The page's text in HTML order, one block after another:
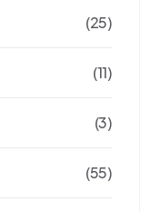
(25)
(11)
(3)
(55)